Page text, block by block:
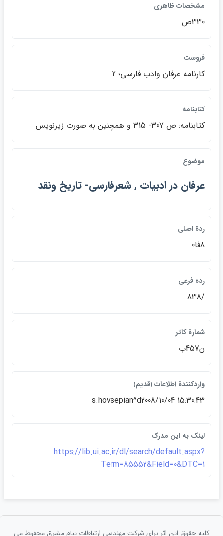
مشخصات ظاهري
330ص
فروست
كارنامه عرفان وادب فارسي؛ 2
كتابنامه
كتابنامه: ص 307- 315 و همچنين به صورت زيرنويس
موضوع
عرفان در ادبيات , شعرفارسي- تاريخ ونقد
ردة اصلي
8فا0
رده فرعي
/838
شمارة كاتر
ن457ب
واردكنندة اطلاعات ﴿قديم﴾
s.hovsepian^d2008/10/04 15:30:43
لينک به اين مدرک
https://lib.ui.ac.ir/dl/search/default.aspx?
Term=85552&Field=0&DTC=1
کلیه حقوق این اثر برای شرکت مهندسی ارتباطات پيام مشرق محفوظ می